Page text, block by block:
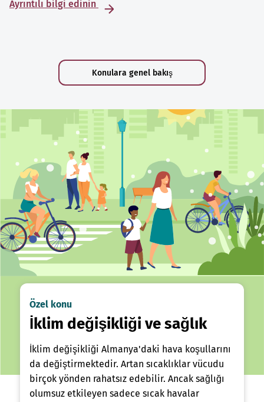
Ayrıntılı bilgi edinin
Konulara genel bakış
Özel konu
İklim değişikliği ve sağlık
İklim değişikliği Almanya'daki hava koşullarını
da değiştirmektedir. Artan sıcaklıklar vücudu
birçok yönden rahatsız edebilir. Ancak sağlığı
olumsuz etkileyen sadece sıcak havalar